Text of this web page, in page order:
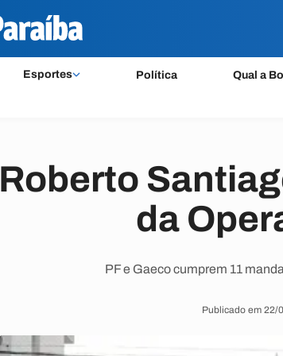
Esportes Política Qual a
Roberto
da
PF e Gaeco cumprem 11
Publicado em 22/